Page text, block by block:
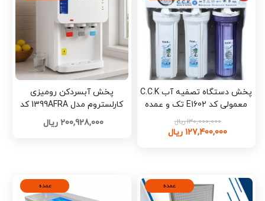
پخش دستگاه تصفیه آب C.C.K
معمولی کد E1602 تک و عمده
130,000,000 ریال
127,400,000 ریال
پخش آبسردکن رومیزی
کارلستروم مدل 1399AFRA کد
E1474 تک و عمده
200,928,000 ریال
عمده عمده